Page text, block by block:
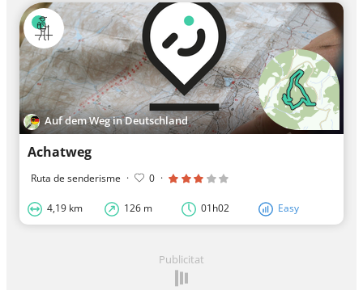
Auf dem Weg in Deutschland
Achatweg
Ruta de senderisme · 0 ·
4,19 km 126 m 01h02 Easy
Publicitat